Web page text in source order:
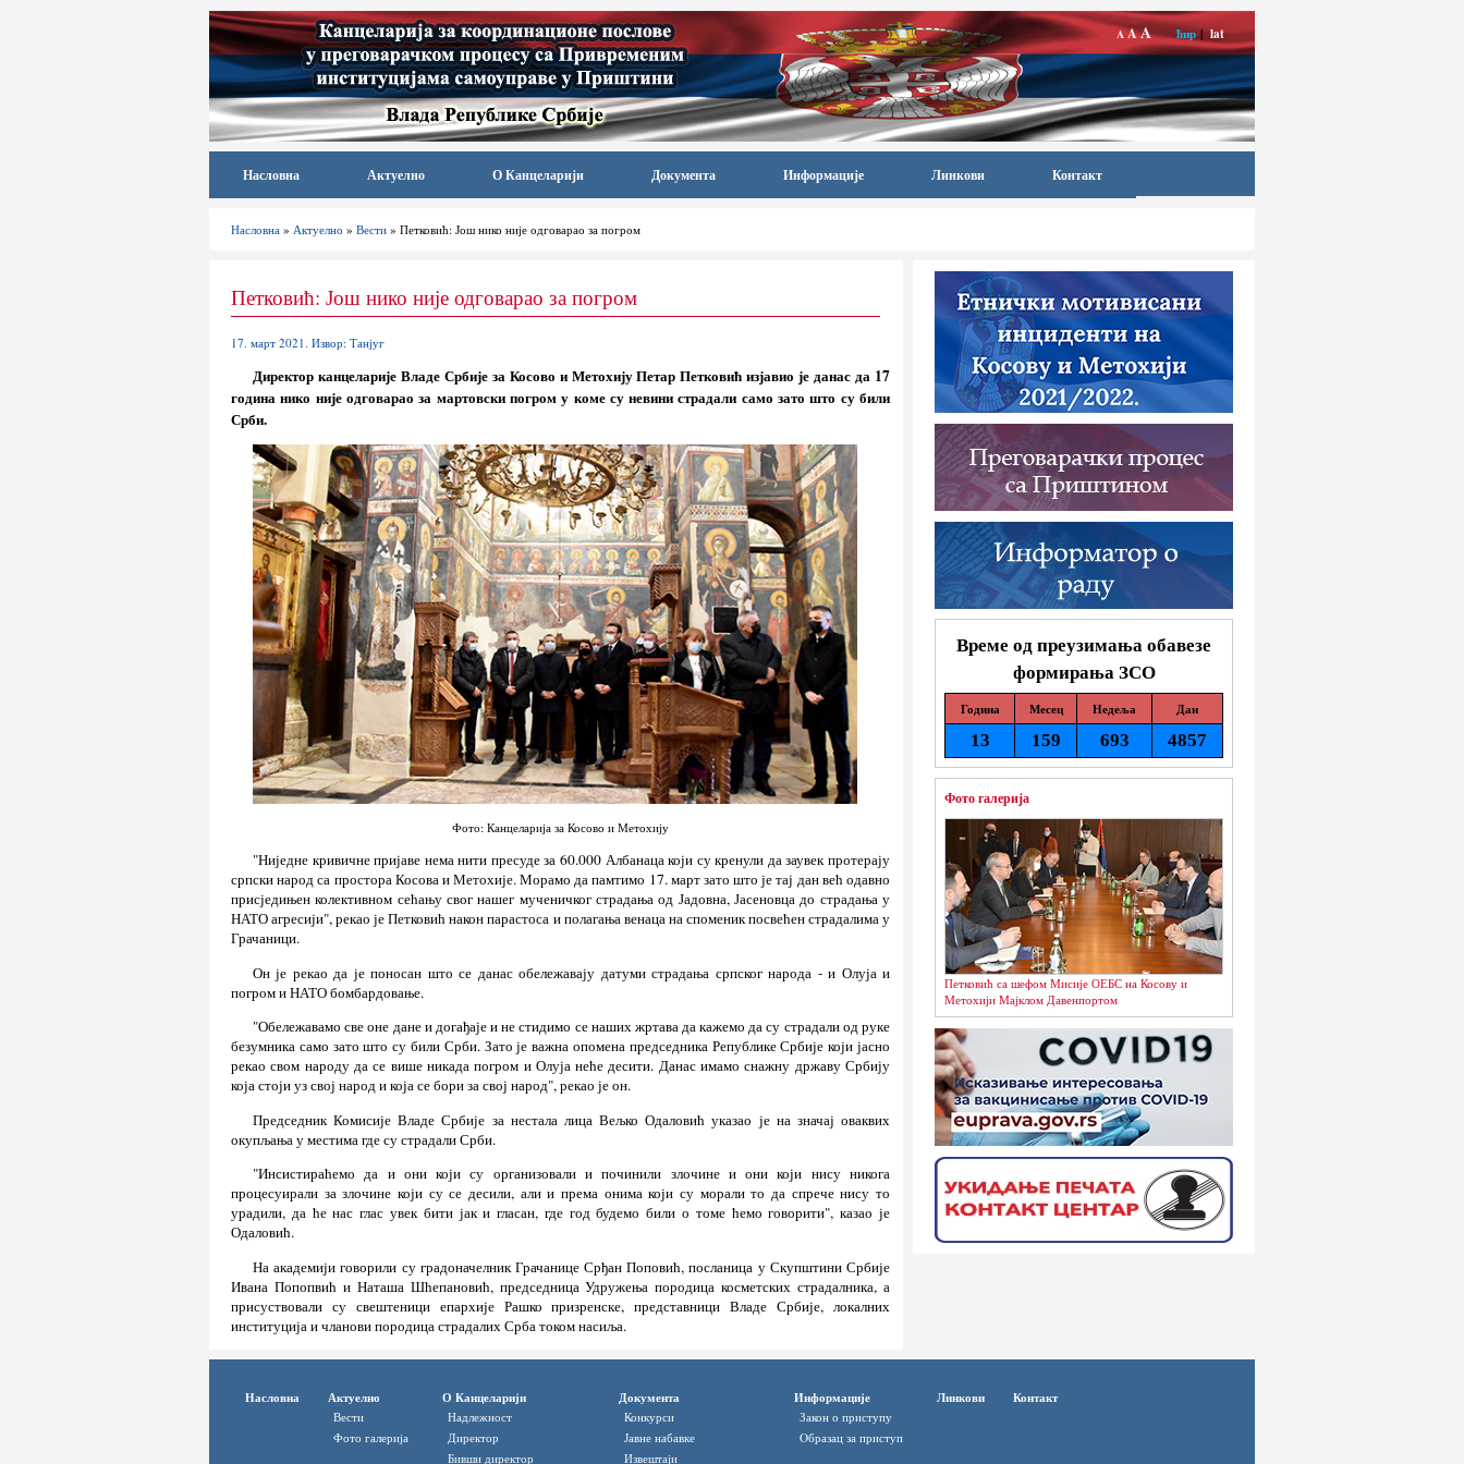
A AA ћир|lat
Насловна Актуелно О Канцеларији Документа Информације Линкови Контакт
Насловна » Актуелно » Вести » Петковић: Још нико није одговарао за погром
Време од преузимања обавезе
формирања ЗСО
Година Месец Недеља Дан
13 159 693 4857
Фото галерија
Петковић са шефом Мисије ОЕБС на Косову и
Метохији Мајклом Давенпортом
Петковић: Још нико није одговарао за погром
17. март 2021. Извор: Танјуг
Директор канцеларије Владе Србије за Косово и Метохију Петар Петковић изјавио је данас да 17
година нико није одговарао за мартовски погром у коме су невини страдали само зато што су били
Срби.
Фото: Канцеларија за Косово и Метохију
"Ниједне кривичне пријаве нема нити пресуде за 60.000 Албанаца који су кренули да заувек протерају
српски народ са простора Косова и Метохије. Морамо да памтимо 17. март зато што је тај дан већ одавно
присједињен колективном сећању свог нашег мученичког страдања од Јадовна, Јасеновца до страдања у
НАТО агресији", рекао је Петковић након парастоса и полагања венаца на споменик посвећен страдалима у
Грачаници.
Он је рекао да је поносан што се данас обележавају датуми страдања српског народа - и Олуја и
погром и НАТО бомбардовање.
"Обележавамо све оне дане и догађаје и не стидимо се наших жртава да кажемо да су страдали од руке
безумника само зато што су били Срби. Зато је важна опомена председника Републике Србије који јасно
рекао свом народу да се више никада погром и Олуја неће десити. Данас имамо снажну државу Србију
која стоји уз свој народ и која се бори за свој народ", рекао је он.
Председник Комисије Владе Србије за нестала лица Вељко Одаловић указао је на значај оваквих
окупљања у местима где су страдали Срби.
"Инсистираћемо да и они који су организовали и починили злочине и они који нису никога
процесуирали за злочине који су се десили, али и према онима који су морали то да спрече нису то
урадили, да ће нас глас увек бити јак и гласан, где год будемо били о томе ћемо говорити", казао је
Одаловић.
На академији говорили су градоначелник Грачанице Срђан Поповић, посланица у Скупштини Србије
Ивана Попопвић и Наташа Шћепановић, председница Удружења породица косметских страдалника, а
присуствовали су свештеници епархије Рашко призренске, представници Владе Србије, локалних
институција и чланови породица страдалих Срба током насиља.
Насловна Актуелно
Вести
Фото галерија
О Канцеларији
Надлежност
Директор
Бивши директор
Документа
Конкурси
Јавне набавке
Извештаји
Информације
Закон о приступу
Oбразац за приступ
Линкови Контакт